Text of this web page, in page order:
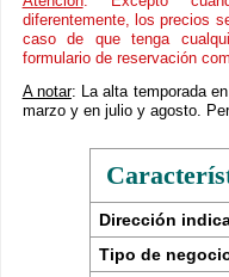
diferentemente, los precios
caso de que tenga
formulario de reservación
A notar: La alta temporada
marzo y en julio y agosto.
Dirección
Tipo de